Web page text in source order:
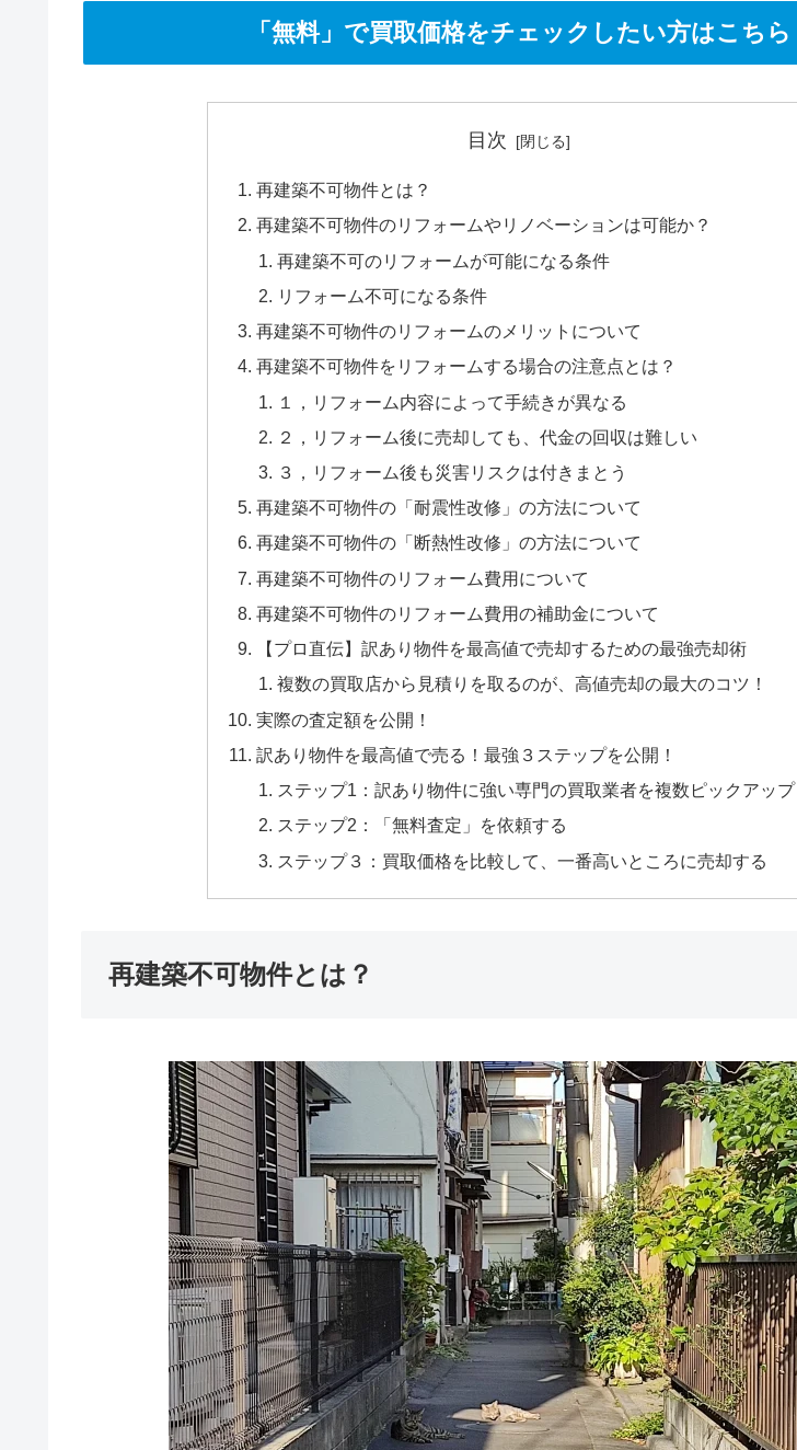
「無料」で買取価格をチェックしたい方はこちら
目次
再建築不可物件とは？
再建築不可物件のリフォームやリノベーションは可能か？
再建築不可のリフォームが可能になる条件
リフォーム不可になる条件
再建築不可物件のリフォームのメリットについて
再建築不可物件をリフォームする場合の注意点とは？
１，リフォーム内容によって手続きが異なる
２，リフォーム後に売却しても、代金の回収は難しい
３，リフォーム後も災害リスクは付きまとう
再建築不可物件の「耐震性改修」の方法について
再建築不可物件の「断熱性改修」の方法について
再建築不可物件のリフォーム費用について
再建築不可物件のリフォーム費用の補助金について
【プロ直伝】訳あり物件を最高値で売却するための最強売却術
複数の買取店から見積りを取るのが、高値売却の最大のコツ！
実際の査定額を公開！
訳あり物件を最高値で売る！最強３ステップを公開！
ステップ1：訳あり物件に強い専門の買取業者を複数ピックアップ
ステップ2：「無料査定」を依頼する
ステップ３：買取価格を比較して、一番高いところに売却する
再建築不可物件とは？